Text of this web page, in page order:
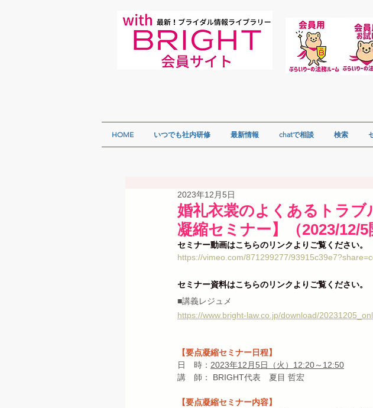
HOME いつでも社内研修 最新情報 chatで相談 検索
婚礼衣裳のよくあるトラブ
凝縮セミナー】（2023/12/5
2023年12月5日
セミナー動画はこちらのリンクよりご覧ください。
https://vimeo.com/871299277/
セミナー資料はこちらのリンクよりご覧ください。
■講義レジュメ
https://www.bright-law.co.jp/download/
【要点凝縮セミナー日程】
日　時： 2023年12月5日（火）12:20～12:50
講　師： BRIGHT代表　夏目 哲宏
【要点凝縮セミナー内容】